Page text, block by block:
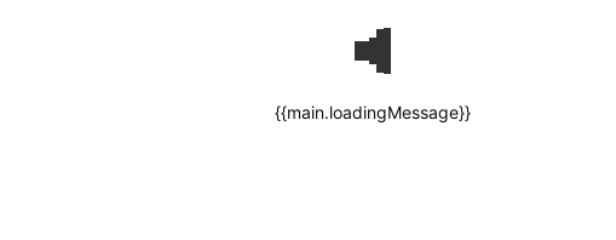
{{main.loadingMessage}}